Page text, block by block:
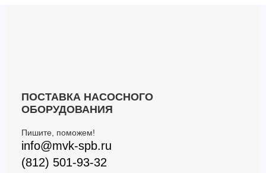
ПОСТАВКА НАСОСНОГО
ОБОРУДОВАНИЯ
Пишите, поможем!
info@mvk-spb.ru
(812) 501-93-32